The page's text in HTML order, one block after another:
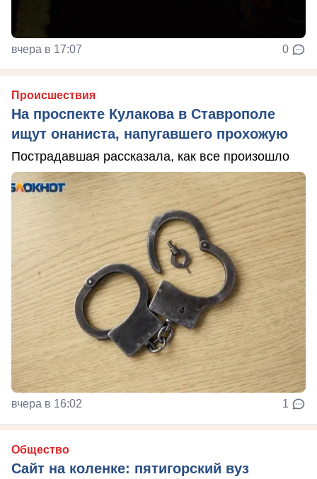
вчера в 17:07 0
Происшествия
На проспекте Кулакова в Ставрополе
ищут онаниста, напугавшего прохожую
Пострадавшая рассказала, как все произошло
вчера в 16:02 1
Общество
Сайт на коленке: пятигорский вуз